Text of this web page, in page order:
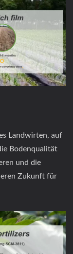
Landwirten, auf
Bodenqualität
und die
Zukunft für